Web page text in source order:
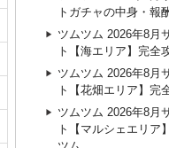
トガチャの中身・報
ツムツム 2026年8月
ト【海エリア】完全
ツムツム 2026年8月
ト【花畑エリア】完
ツムツム 2026年8月
ト【マルシェエリア